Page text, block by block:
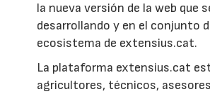
la nueva versión de la web que
desarrollando y en el conjunto
ecosistema de extensius.cat.
La plataforma extensius.cat
agricultores, técnicos,